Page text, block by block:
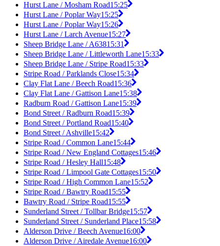
Hurst Lane / Mosham Road15:25
Hurst Lane / Poplar Way15:25
Hurst Lane / Poplar Way15:26
Hurst Lane / Larch Avenue15:27
Sheep Bridge Lane / A63815:31
Sheep Bridge Lane / Littleworth Lane15:33
Sheep Bridge Lane / Stripe Road15:33
Stripe Road / Parklands Close15:34
Clay Flat Lane / Beech Road15:36
Clay Flat Lane / Gattison Lane15:38
Radburn Road / Gattison Lane15:39
Bond Street / Radburn Road15:39
Bond Street / Portland Road15:40
Bond Street / Ashville15:42
Stripe Road / Common Lane15:44
Stripe Road / New England Cottages15:46
Stripe Road / Hesley Hall15:48
Stripe Road / Limpool Gate Cottages15:50
Stripe Road / High Common Lane15:52
Stripe Road / Bawtry Road15:55
Bawtry Road / Stripe Road15:55
Sunderland Street / Tollbar Bridge15:57
Sunderland Street / Sunderland Place15:58
Alderson Drive / Beech Avenue16:00
Alderson Drive / Airedale Avenue16:00